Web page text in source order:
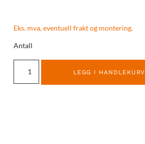
Eks. mva, eventuell frakt og montering.
Antall
LEGG I HANDLEKURV